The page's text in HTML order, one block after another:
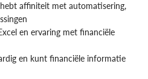
affiniteit met automatisering,
en ervaring met financiële
en kunt financiële informatie